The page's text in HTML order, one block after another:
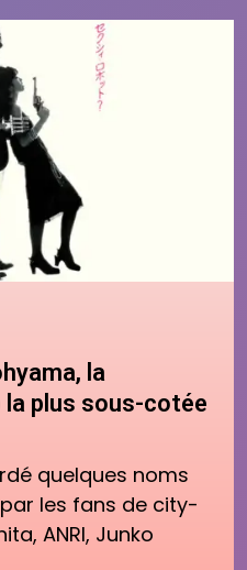
la
plus sous-cotée
quelques noms
les fans de city-
ANRI, Junko